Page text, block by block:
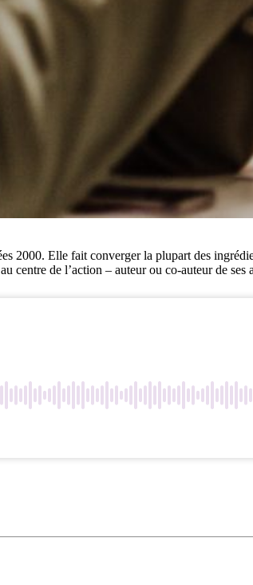
2000. Elle fait converger la plupart des
centre de l’action – auteur ou co-auteur de ses